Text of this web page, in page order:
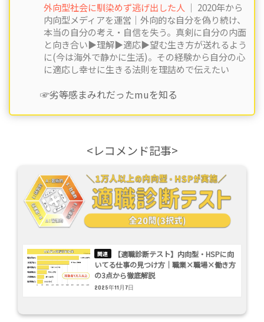
外向型社会に馴染めず逃げ出した人 ｜ 2020年から
内向型メディアを運営｜外向的な自分を偽り続け、
本当の自分の考え・自信を失う。真剣に自分の内面
と向き合い▶︎理解▶︎適応▶︎望む生き方が送れるよう
に(今は海外で静かに生活)。その経験から自分の心
に適応し幸せに生きる法則を理詰めで伝えたい
☞劣等感まみれだったmuを知る
<レコメンド記事>
【適職診断テスト】内向型・HSPに向
いてる仕事の見つけ方｜職業×職場×働き方
の3点から徹底解説
2025年11月7日